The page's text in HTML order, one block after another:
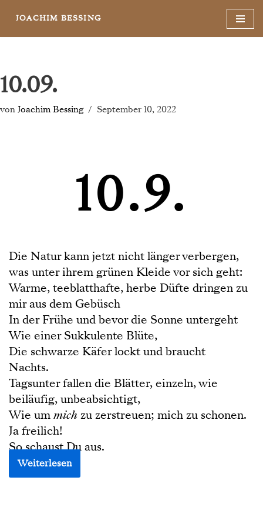
JOACHIM BESSING
10.09.
von Joachim Bessing September 10, 2022
10.9.
Die Natur kann jetzt nicht länger verbergen,
was unter ihrem grünen Kleide vor sich geht:
Warme, teeblatthafte, herbe Düfte dringen zu
mir aus dem Gebüsch
In der Frühe und bevor die Sonne untergeht
Wie einer Sukkulente Blüte,
Die schwarze Käfer lockt und braucht
Nachts.
Tagsunter fallen die Blätter, einzeln, wie
beiläufig, unbeabsichtigt,
Wie ummichzu zerstreuen; mich zu schonen.
Ja freilich!
So schaust Du aus.
Weiterlesen